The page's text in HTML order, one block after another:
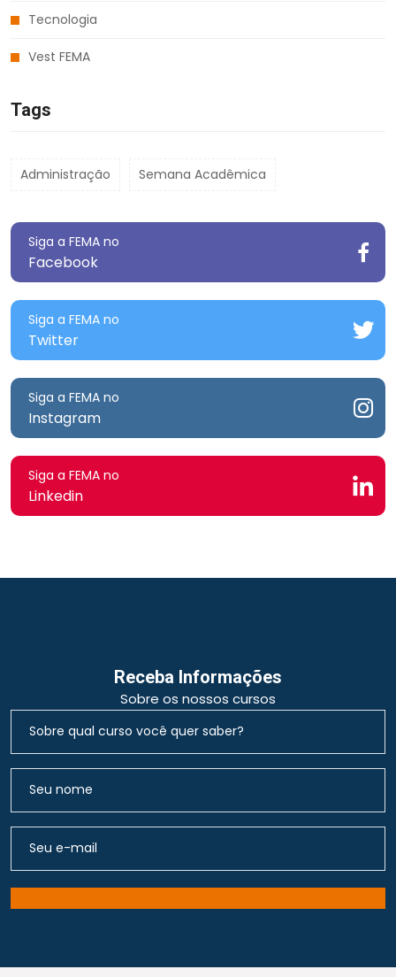
Tecnologia
Vest FEMA
Tags
Administração Semana Acadêmica
Siga a FEMA no
Facebook
Siga a FEMA no
Twitter
Siga a FEMA no
Instagram
Siga a FEMA no
Linkedin
Receba Informações
Sobre os nossos cursos